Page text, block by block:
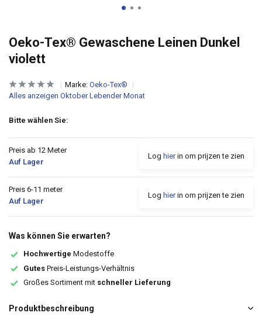
Oeko-Tex® Gewaschene Leinen Dunkel
violett
Marke: Oeko-Tex®
Alles anzeigen Oktober Lebender Monat
Bitte wählen Sie:
Preis ab 12 Meter
Auf Lager
Log hierin om prijzen te zien
Preis 6-11 meter
Auf Lager
Log hierin om prijzen te zien
Was können Sie erwarten?
Hochwertige Modestoffe
Gutes Preis-Leistungs-Verhältnis
Großes Sortiment mit schneller Lieferung
Produktbeschreibung